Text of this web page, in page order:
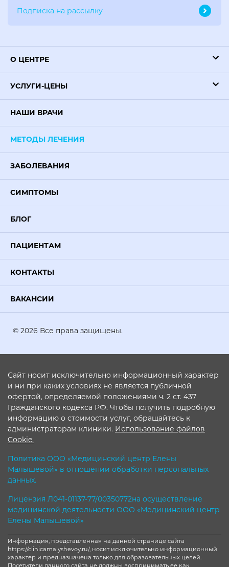
О ЦЕНТРЕ
УСЛУГИ-ЦЕНЫ
НАШИ ВРАЧИ
МЕТОДЫ ЛЕЧЕНИЯ
ЗАБОЛЕВАНИЯ
СИМПТОМЫ
БЛОГ
ПАЦИЕНТАМ
КОНТАКТЫ
ВАКАНСИИ
© 2026 Все права защищены.
Сайт носит исключительно информационный характер
и ни при каких условиях не является публичной
офертой, определяемой положениями ч. 2 ст. 437
Гражданского кодекса РФ. Чтобы получить подробную
информацию о стоимости услуг, обращайтесь к
администраторам клиники. Использование файлов
Cookie.
Политика ООО «Медицинский центр Елены
Малышевой» в отношении обработки персональных
данных.
Лицензия Л041-01137-77/00350772на осуществление
медицинской деятельности ООО «Медицинский центр
Елены Малышевой»
Информация, представленная на данной странице сайта
https://clinicamalyshevoy.ru/, носит исключительно информационный
характер и предназначена только для образовательных целей.
Посетители данного сайта не должны воспринимать ее как